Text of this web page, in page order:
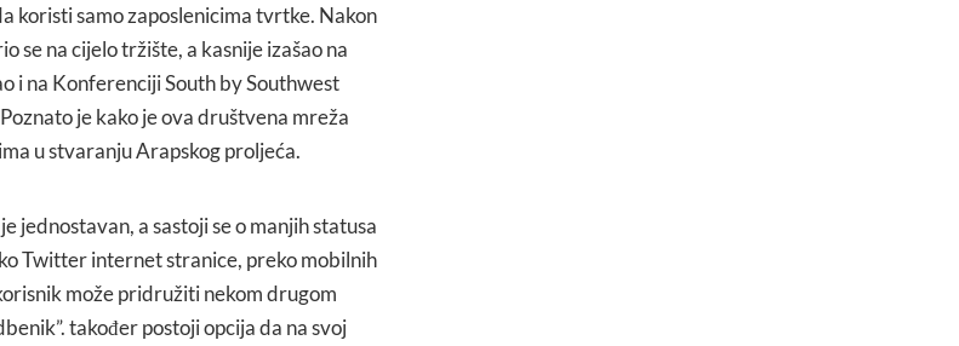
koristi samo zaposlenicima tvrtke. Nakon
se na cijelo tržište, a kasnije izašao na
i na Konferenciji South by Southwest
je kako je ova društvena mreža
u stvaranju Arapskog proljeća.
jednostavan, a sastoji se o manjih statusa
Twitter internet stranice, preko mobilnih
može pridružiti nekom drugom
također postoji opcija da na svoj